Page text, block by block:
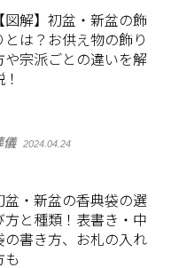
図解】初盆・新盆の飾
とは？お供え物の飾り
や宗派ごとの違いを解
！
儀 2024.04.24
盆・新盆の香典袋の選
方と種類！表書き・中
の書き方、お札の入れ
も